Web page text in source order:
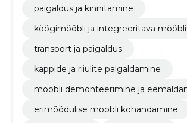
paigaldus ja kinnitamine
köögimööbli ja integreeritava
transport ja paigaldus
kappide ja riiulite paigaldamine
mööbli demonteerimine ja
erimõõdulise mööbli kohandamine